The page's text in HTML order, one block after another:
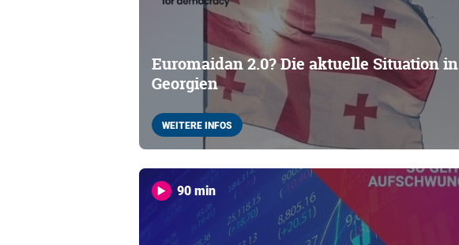
Euromaidan 2.0? Die aktuelle Situation in
Georgien
WEITERE INFOS
90 min